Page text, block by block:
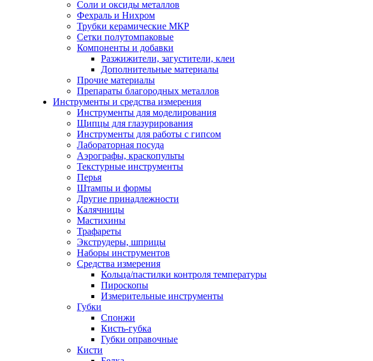
Соли и оксиды металлов
Фехраль и Нихром
Трубки керамические МКР
Сетки полутомпаковые
Компоненты и добавки
Разжижители, загустители, клеи
Дополнительные материалы
Прочие материалы
Препараты благородных металлов
Инструменты и средства измерения
Инструменты для моделирования
Щипцы для глазурирования
Инструменты для работы с гипсом
Лабораторная посуда
Аэрографы, краскопульты
Текстурные инструменты
Перья
Штампы и формы
Другие принадлежности
Калячницы
Мастихины
Трафареты
Экструдеры, шприцы
Наборы инструментов
Средства измерения
Кольца/пастилки контроля температуры
Пироскопы
Измерительные инструменты
Губки
Спонжи
Кисть-губка
Губки оправочные
Кисти